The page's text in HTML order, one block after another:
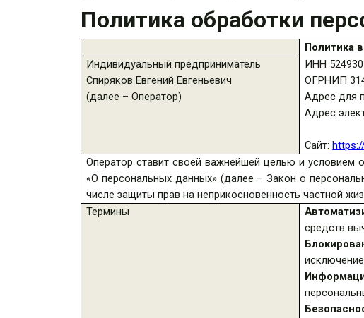
Политика обработки
Политика
Индивидуальный предприниматель
Спиряков Евгений Евгеньевич
(далее – Оператор)
ИНН
ОГРНИП
Адрес для
Адрес
Сайт:
Оператор ставит своей важнейшей целью и
«О персональных данных» (далее – Закон о
числе защиты прав на неприкосновенность частной
Термины
средств